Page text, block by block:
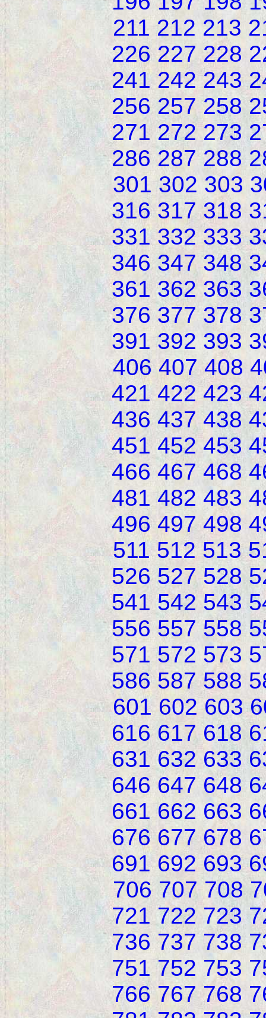
211 212 213
226 227 228
241 242 243
256 257 258
271 272 273
286 287 288
301 302 303
316 317 318
331 332 333
346 347 348
361 362 363
376 377 378
391 392 393
406 407 408
421 422 423
436 437 438
451 452 453
466 467 468
481 482 483
496 497 498
511 512 513
526 527 528
541 542 543
556 557 558
571 572 573
586 587 588
601 602 603
616 617 618
631 632 633
646 647 648
661 662 663
676 677 678
691 692 693
706 707 708
721 722 723
736 737 738
751 752 753
766 767 768